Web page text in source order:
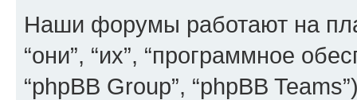
Наши форумы работают на
“они”, “их”, “программное
“phpBB Group”, “phpBB